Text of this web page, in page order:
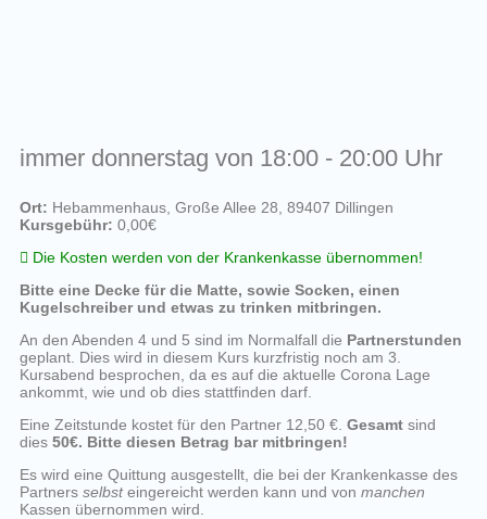
immer donnerstag von 18:00 - 20:00 Uhr
Ort: Hebammenhaus, Große Allee 28, 89407 Dillingen
Kursgebühr: 0,00€
Die Kosten werden von der Krankenkasse übernommen!
Bitte eine Decke für die Matte, sowie Socken, einen
Kugelschreiber und etwas zu trinken mitbringen.
An den Abenden 4 und 5 sind im Normalfall die Partnerstunden
geplant. Dies wird in diesem Kurs kurzfristig noch am 3.
Kursabend besprochen, da es auf die aktuelle Corona Lage
ankommt, wie und ob dies stattfinden darf.
Eine Zeitstunde kostet für den Partner 12,50 €. Gesamt sind
dies 50€. Bitte diesen Betrag bar mitbringen!
Es wird eine Quittung ausgestellt, die bei der Krankenkasse des
Partners selbsteingereicht werden kann und von manchen
Kassen übernommen wird.